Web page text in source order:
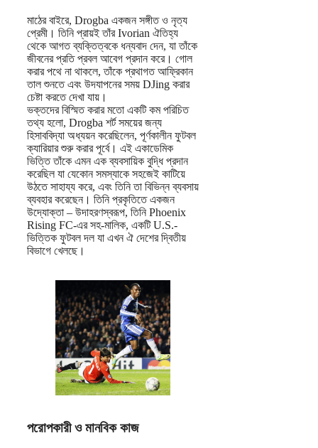
মাঠের বাইরে, Drogba একজন সঙ্গীত ও নৃত্য
প্রেমী। তিনি প্রায়ই তাঁর Ivorian ঐতিহ্য
থেকে আগত ব্যক্তিত্বকে ধন্যবাদ দেন, যা তাঁকে
জীবনের প্রতি প্রবল আবেগ প্রদান করে। গোল
করার পথে না থাকলে, তাঁকে প্রথাগত আফ্রিকান
তাল শুনতে এবং উদযাপনের সময় DJing করার
চেষ্টা করতে দেখা যায়।
ভক্তদের বিস্মিত করার মতো একটি কম পরিচিত
তথ্য হলো, Drogba শর্ট সময়ের জন্য
হিসাববিদ্যা অধ্যয়ন করেছিলেন, পূর্ণকালীন ফুটবল
ক্যারিয়ার শুরু করার পূর্বে। এই একাডেমিক
ভিত্তি তাঁকে এমন এক ব্যবসায়িক বুদ্ধি প্রদান
করেছিল যা যেকোন সমস্যাকে সহজেই কাটিয়ে
উঠতে সাহায্য করে, এবং তিনি তা বিভিন্ন ব্যবসায়
ব্যবহার করেছেন। তিনি প্রকৃতিতে একজন
উদ্যোক্তা – উদাহরণস্বরূপ, তিনি Phoenix
Rising FC-এর সহ-মালিক, একটি U.S.-
ভিত্তিক ফুটবল দল যা এখন ঐ দেশের দ্বিতীয়
বিভাগে খেলছে।
পরোপকারী ও মানবিক কাজ